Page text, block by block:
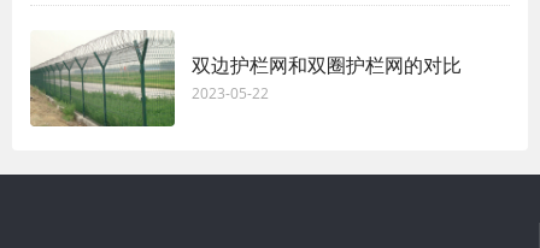
双边护栏网和双圈护栏网的对比
2023-05-22